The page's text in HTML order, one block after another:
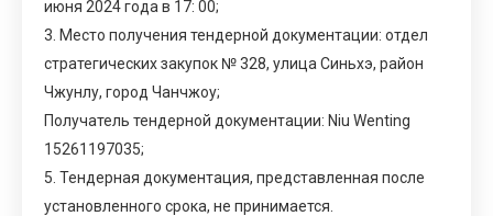
июня 2024 года в 17: 00;
3. Место получения тендерной документации: отдел
стратегических закупок № 328, улица Синьхэ, район
Чжунлу, город Чанчжоу;
Получатель тендерной документации: Niu Wenting
15261197035;
5. Тендерная документация, представленная после
установленного срока, не принимается.